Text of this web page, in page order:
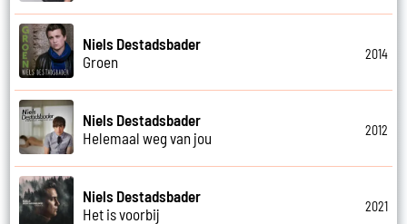
Niels Destadsbader
Groen
2014
Niels Destadsbader
Helemaal weg van jou
2012
Niels Destadsbader
Het is voorbij
2021